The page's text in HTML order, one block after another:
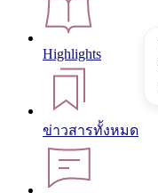
Highlights
ข่าวสารทั้งหมด